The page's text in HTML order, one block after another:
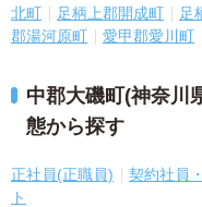
北町
足柄上郡開成町 足
郡湯河原町
愛甲郡愛川町
中郡大磯町(神奈川
態から探す
正社員(正職員) 契約社員
ト